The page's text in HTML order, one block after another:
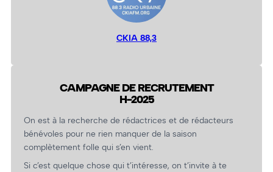
CKIA 88,3
CAMPAGNE DE RECRUTEMENT
H-2025
On est à la recherche de rédactrices et de rédacteurs
bénévoles pour ne rien manquer de la saison
complètement folle qui s’en vient.
Si c’est quelque chose qui t’intéresse, on t’invite à te